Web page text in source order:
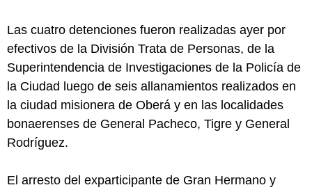
Las cuatro detenciones fueron realizadas ayer por
efectivos de la División Trata de Personas, de la
Superintendencia de Investigaciones de la Policía de
la Ciudad luego de seis allanamientos realizados en
la ciudad misionera de Oberá y en las localidades
bonaerenses de General Pacheco, Tigre y General
Rodríguez.
El arresto del exparticipante de Gran Hermano y